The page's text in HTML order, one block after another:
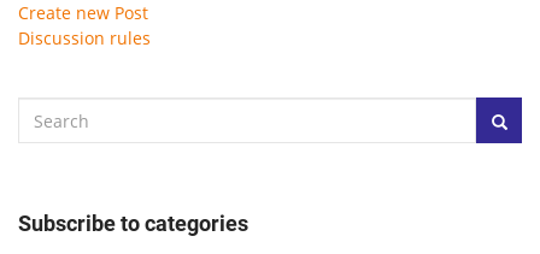
Create new Post
Discussion rules
Subscribe to categories